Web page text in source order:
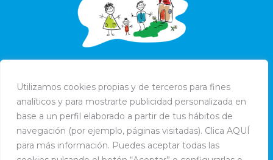
Utilizamos cookies propias y de terceros para fines
analíticos y para mostrarte publicidad personalizada en
base a un perfil elaborado a partir de tus hábitos de
navegación (por ejemplo, páginas visitadas). Clica AQUÍ
para más información. Puedes aceptar todas las